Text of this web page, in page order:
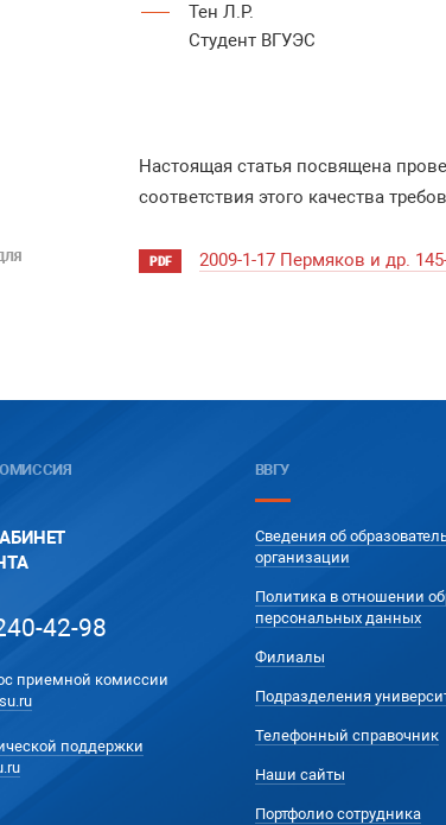
Тен Л.Р.
Студент ВГУЭС
Настоящая статья посвящена
соответствия этого качества
PDF 2009-1-17 Пермяков и др.
42-98
приемной комиссии
поддержки
ВВГУ
Сведения об
организации
Политика в отношении
персональных данных
Филиалы
Подразделения
Телефонный справочник
Наши сайты
Портфолио сотрудника